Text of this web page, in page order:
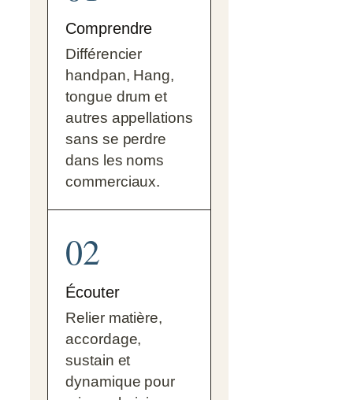
Comprendre
Différencier
handpan, Hang,
tongue drum et
autres appellations
sans se perdre
dans les noms
commerciaux.
02
Écouter
Relier matière,
accordage,
sustain et
dynamique pour